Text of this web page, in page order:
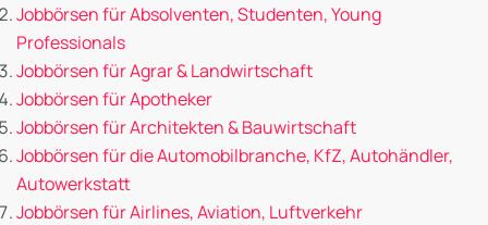
Jobbörsen für Absolventen, Studenten, Young
Professionals
Jobbörsen für Agrar & Landwirtschaft
Jobbörsen für Apotheker
Jobbörsen für Architekten & Bauwirtschaft
Jobbörsen für die Automobilbranche, KfZ, Autohändler,
Autowerkstatt
Jobbörsen für Airlines, Aviation, Luftverkehr